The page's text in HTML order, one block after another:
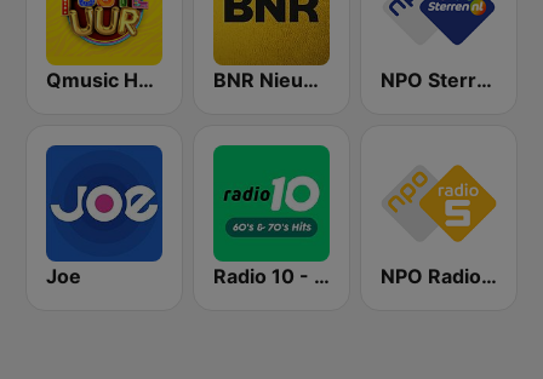
Qmusic Het Foute Uur BNR Nieuwsradio NPO Sterren
Joe Radio 10 - 60s & 70s Hits NPO Radio 5